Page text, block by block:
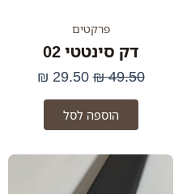
פרקטים
דק סינטטי 02
49.50
₪
29.50
₪
הוספה לסל
למוצר